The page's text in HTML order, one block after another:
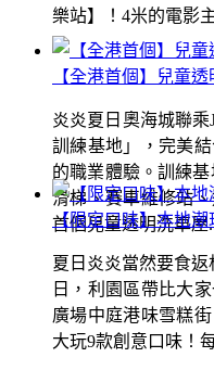
【全港首個】兒童
炎炎夏日奧海城聯乘
訓練基地」，完美
的職業體驗。訓練
滑梯、賽車維修站
首個兒童透明洗車屋
樂站】！4米的電影
【限定口味】本地
夏日炎炎當然要食
日，利園區帶比大
廣場中庭港味雪糕
大玩9款創意口味！